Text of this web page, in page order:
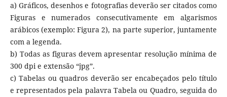
a) Gráficos, desenhos e fotografias deverão ser citados como
Figuras e numerados consecutivamente em algarismos
arábicos (exemplo: Figura 2), na parte superior, juntamente
com a legenda.
b) Todas as figuras devem apresentar resolução mínima de
300 dpi e extensão “jpg”.
c) Tabelas ou quadros deverão ser encabeçados pelo título
e representados pela palavra Tabela ou Quadro, seguida do